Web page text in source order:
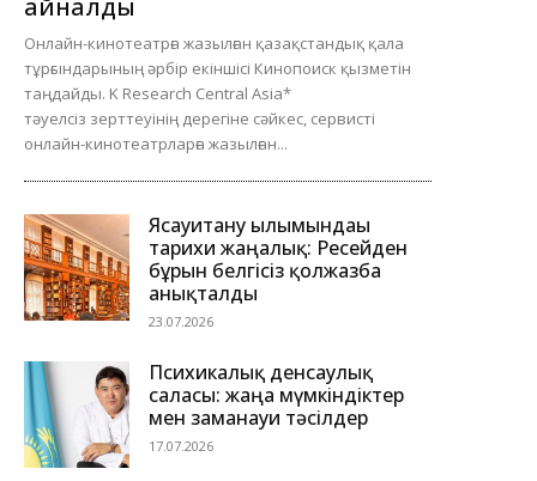
айналды
Онлайн-кинотеатрға жазылған қазақстандық қала
тұрғындарының әрбір екіншісі Кинопоиск қызметін
таңдайды. K Research Central Asia*
тәуелсіз зерттеуінің дерегіне сәйкес, сервисті
онлайн-кинотеатрларға жазылған...
Ясауитану ғылымындағы
тарихи жаңалық: Ресейден
бұрын белгісіз қолжазба
анықталды
23.07.2026
Психикалық денсаулық
саласы: жаңа мүмкіндіктер
мен заманауи тәсілдер
17.07.2026